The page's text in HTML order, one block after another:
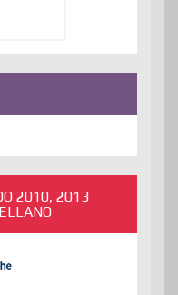
2010, 2013